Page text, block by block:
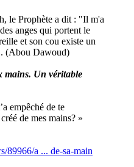
le Prophète a dit : "Il m'a
anges qui portent le
et son cou existe un
(Abou Dawoud)
mains. Un véritable
empêché de te
de mes mains? »
89966/a ... de-sa-main